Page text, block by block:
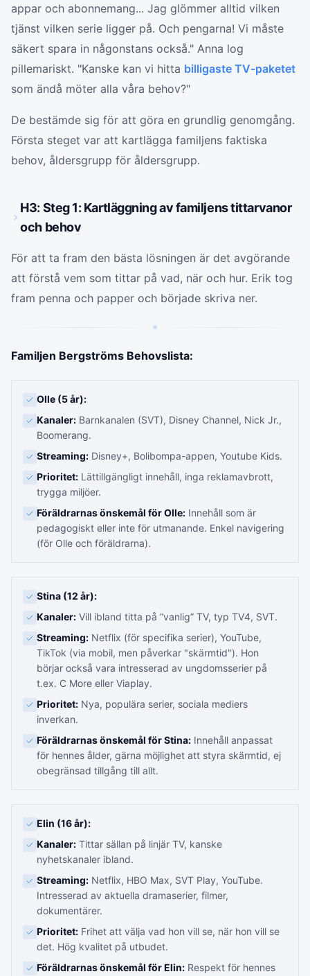
appar och abonnemang... Jag glömmer alltid vilken
tjänst vilken serie ligger på. Och pengarna! Vi måste
säkert spara in någonstans också." Anna log
pillemariskt. "Kanske kan vi hitta billigaste TV-paketet
som ändå möter alla våra behov?"
De bestämde sig för att göra en grundlig genomgång.
Första steget var att kartlägga familjens faktiska
behov, åldersgrupp för åldersgrupp.
H3: Steg 1: Kartläggning av familjens tittarvanor
och behov
För att ta fram den bästa lösningen är det avgörande
att förstå vem som tittar på vad, när och hur. Erik tog
fram penna och papper och började skriva ner.
Familjen Bergströms Behovslista:
Olle (5 år):
Kanaler: Barnkanalen (SVT), Disney Channel, Nick Jr.,
Boomerang.
Streaming: Disney+, Bolibompa-appen, Youtube Kids.
Prioritet: Lättillgängligt innehåll, inga reklamavbrott,
trygga miljöer.
Föräldrarnas önskemål för Olle: Innehåll som är
pedagogiskt eller inte för utmanande. Enkel navigering
(för Olle och föräldrarna).
Stina (12 år):
Kanaler: Vill ibland titta på ”vanlig” TV, typ TV4, SVT.
Streaming: Netflix (för specifika serier), YouTube,
TikTok (via mobil, men påverkar "skärmtid"). Hon
börjar också vara intresserad av ungdomsserier på
t.ex. C More eller Viaplay.
Prioritet: Nya, populära serier, sociala mediers
inverkan.
Föräldrarnas önskemål för Stina: Innehåll anpassat
för hennes ålder, gärna möjlighet att styra skärmtid, ej
obegränsad tillgång till allt.
Elin (16 år):
Kanaler: Tittar sällan på linjär TV, kanske
nyhetskanaler ibland.
Streaming: Netflix, HBO Max, SVT Play, YouTube.
Intresserad av aktuella dramaserier, filmer,
dokumentärer.
Prioritet: Frihet att välja vad hon vill se, när hon vill se
det. Hög kvalitet på utbudet.
Föräldrarnas önskemål för Elin: Respekt för hennes